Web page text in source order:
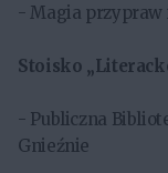
- Magia przypraw
Stoisko
- Publiczna
Gnieźnie